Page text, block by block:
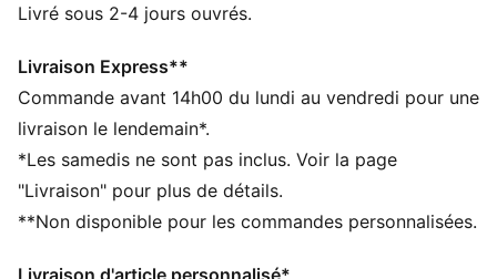
pour offrir un amorti doux grâce à son talon ultra-
DÉTAILS
Chaussure basse
Semelle en caoutchouc
Fermeture à lacets
Bande PUMA Formstrip sur les côtés
Détails brandés PUMA
Livré sous 2-4 jours ouvrés.
Livraison Express**
Commande avant 14h00 du lundi au vendredi pour une
livraison le lendemain*.
*Les samedis ne sont pas inclus. Voir la page
"Livraison" pour plus de détails.
**Non disponible pour les commandes personnalisées.
Livraison d'article personnalisé*